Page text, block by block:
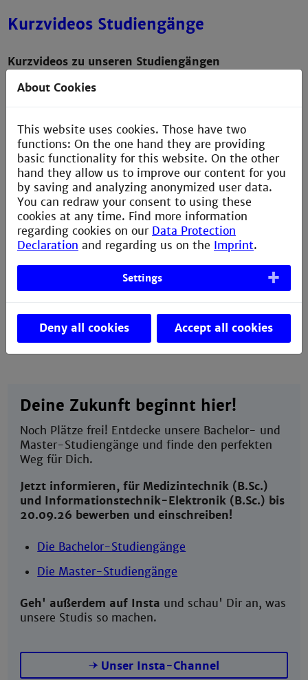
Kurzvideos Studiengänge
Kurzvideos zu unseren Studiengängen
Hier bekommst einen Einblick in die Inhalte unserer
Mehr Infos
Who let the Dog out?
Der Robodog.
Ingenieurwissenschaften zu tun?
Deine Zukunft beginnt hier!
Noch Plätze frei! Entdecke unsere Bachelor- und
Master-Studiengänge und finde den perfekten
Weg für Dich.
Jetzt informieren, für Medizintechnik (B.Sc.)
und Informationstechnik-Elektronik (B.Sc.) bis
20.09.26 bewerben und einschreiben!
Die Bachelor-Studiengänge
Die Master-Studiengänge
Geh' außerdem auf Insta und schau' Dir an, was
unsere Studis so machen.
Unser Insta-Channel
About Cookies
This website uses cookies. Those have two
functions: On the one hand they are providing
basic functionality for this website. On the other
hand they allow us to improve our content for you
by saving and analyzing anonymized user data.
You can redraw your consent to using these
cookies at any time. Find more information
regarding cookies on our Data Protection
Declaration and regarding us on the Imprint.
Settings
Deny all cookies Accept all cookies